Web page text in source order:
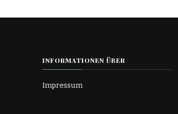
INFORMATIONEN ÜBER
Impressum